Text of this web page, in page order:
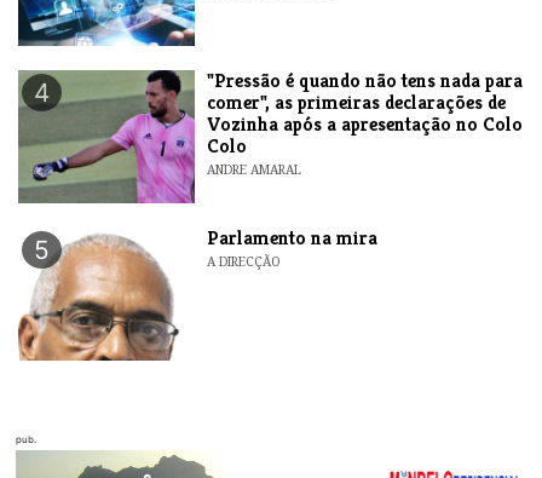
4
"Pressão é quando não tens nada para
comer", as primeiras declarações de
Vozinha após a apresentação no Colo
Colo
ANDRE AMARAL
5 Parlamento na mira
A DIRECÇÃO
pub.